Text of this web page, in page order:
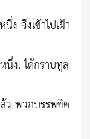
จึงเข้าไปเฝ้า
ง. ได้กราบทูล
ว พวกบรรพชิต